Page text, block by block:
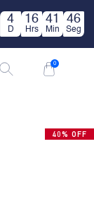
4
D
16
Hrs
41
Min
45
Seg
0
40% OFF